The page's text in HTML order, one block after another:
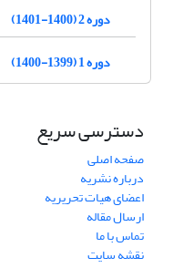
دوره 2 (1400-1401)
دوره 1 (1399-1400)
دسترسی سریع
صفحه اصلی
درباره نشریه
اعضای هیات تحریریه
ارسال مقاله
تماس با ما
نقشه سایت